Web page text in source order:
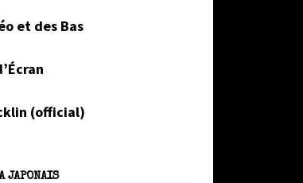
et des Bas
(official)
JAPONAIS